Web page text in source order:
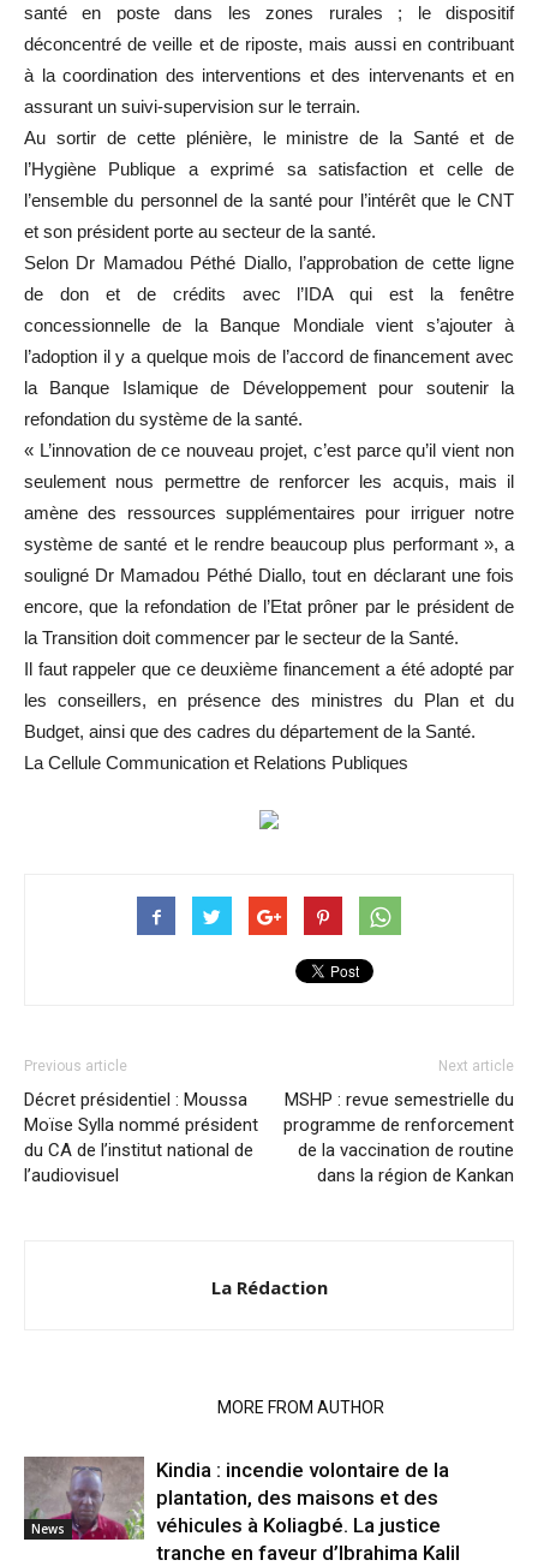
santé en poste dans les zones rurales ; le dispositif
déconcentré de veille et de riposte, mais aussi en contribuant
à la coordination des interventions et des intervenants et en
assurant un suivi-supervision sur le terrain.
Au sortir de cette plénière, le ministre de la Santé et de
l’Hygiène Publique a exprimé sa satisfaction et celle de
l’ensemble du personnel de la santé pour l’intérêt que le CNT
et son président porte au secteur de la santé.
Selon Dr Mamadou Péthé Diallo, l’approbation de cette ligne
de don et de crédits avec l’IDA qui est la fenêtre
concessionnelle de la Banque Mondiale vient s’ajouter à
l’adoption il y a quelque mois de l’accord de financement avec
la Banque Islamique de Développement pour soutenir la
refondation du système de la santé.
« L’innovation de ce nouveau projet, c’est parce qu’il vient non
seulement nous permettre de renforcer les acquis, mais il
amène des ressources supplémentaires pour irriguer notre
système de santé et le rendre beaucoup plus performant », a
souligné Dr Mamadou Péthé Diallo, tout en déclarant une fois
encore, que la refondation de l’Etat prôner par le président de
la Transition doit commencer par le secteur de la Santé.
Il faut rappeler que ce deuxième financement a été adopté par
les conseillers, en présence des ministres du Plan et du
Budget, ainsi que des cadres du département de la Santé.
La Cellule Communication et Relations Publiques
Previous article
Décret présidentiel : Moussa
Moïse Sylla nommé président
du CA de l’institut national de
l’audiovisuel
Next article
MSHP : revue semestrielle du
programme de renforcement
de la vaccination de routine
dans la région de Kankan
La Rédaction
MORE FROM AUTHOR
News
Kindia : incendie volontaire de la
plantation, des maisons et des
véhicules à Koliagbé. La justice
tranche en faveur d’Ibrahima Kalil